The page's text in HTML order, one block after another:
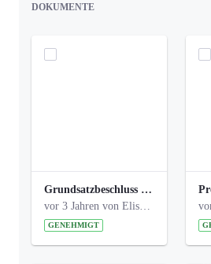
DOKUMENTE
Grundsatzbeschluss Bismarckplatz_440_2021.pdf
GENEHMIGT